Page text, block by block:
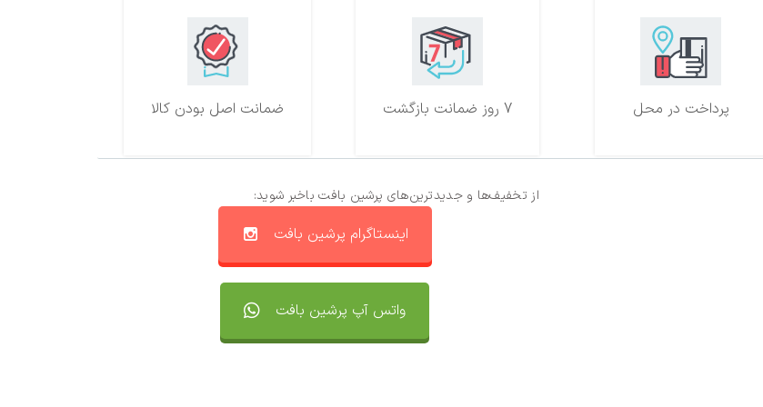
ضمانت اصل بودن کالا 7 روز ضمانت بازگشت پرداخت در محل
از تخفیف‌ها و جدیدترین‌های پرشین بافت باخبر شوید:
اینستاگرام پرشین بافت
واتس آپ پرشین بافت